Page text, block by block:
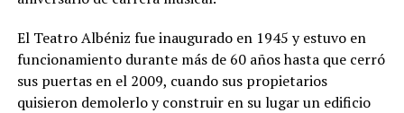
El Teatro Albéniz fue inaugurado en 1945 y estuvo en
funcionamiento durante más de 60 años hasta que cerró
sus puertas en el 2009, cuando sus propietarios
quisieron demolerlo y construir en su lugar un edificio